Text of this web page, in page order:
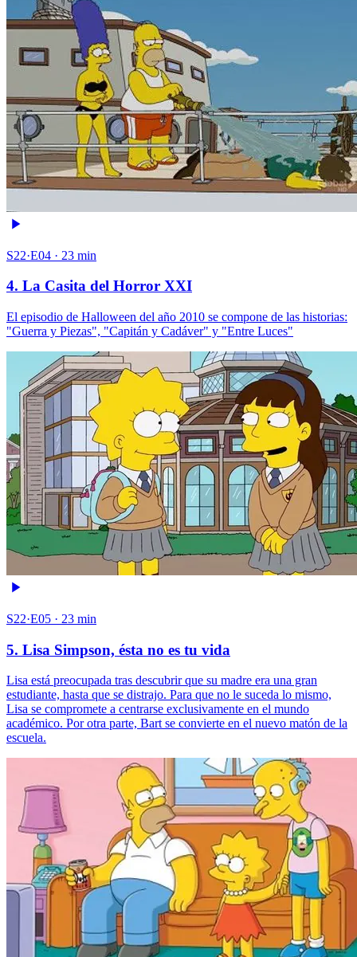
S22·E04 · 23 min
4. La Casita del Horror XXI
El episodio de Halloween del año 2010 se compone de las historias:
"Guerra y Piezas", "Capitán y Cadáver" y "Entre Luces"
S22·E05 · 23 min
5. Lisa Simpson, ésta no es tu vida
Lisa está preocupada tras descubrir que su madre era una gran
estudiante, hasta que se distrajo. Para que no le suceda lo mismo,
Lisa se compromete a centrarse exclusivamente en el mundo
académico. Por otra parte, Bart se convierte en el nuevo matón de la
escuela.